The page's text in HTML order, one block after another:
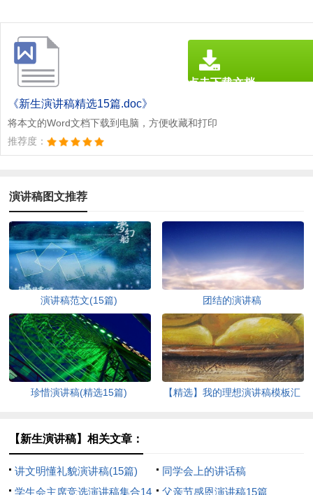
《新生演讲稿精选15篇.doc》
将本文的Word文档下载到电脑，方便收藏和打印
推荐度：
点击下载文档
演讲稿图文推荐
演讲稿范文(15篇) 团结的演讲稿
珍惜演讲稿(精选15篇)
【精选】我的理想演讲稿模板汇
【新生演讲稿】相关文章：
讲文明懂礼貌演讲稿(15篇)
同学会上的讲话稿
学生会主席竞选演讲稿集合14
父亲节感恩演讲稿15篇